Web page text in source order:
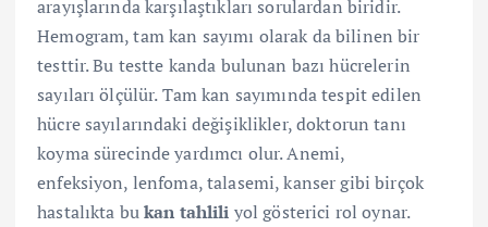
arayışlarında karşılaştıkları sorulardan biridir.
Hemogram, tam kan sayımı olarak da bilinen bir
testtir. Bu testte kanda bulunan bazı hücrelerin
sayıları ölçülür. Tam kan sayımında tespit edilen
hücre sayılarındaki değişiklikler, doktorun tanı
koyma sürecinde yardımcı olur. Anemi,
enfeksiyon, lenfoma, talasemi, kanser gibi birçok
hastalıkta bukan tahlili yol gösterici rol oynar.